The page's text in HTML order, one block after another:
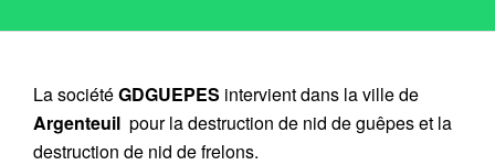
La sociétéGDGUEPES intervient dans la ville de
Argenteuil pour la destruction de nid de guêpes et la
destruction de nid de frelons.